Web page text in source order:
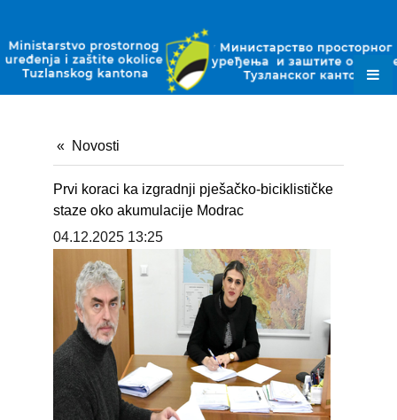
Novosti
Prvi koraci ka izgradnji pješačko-biciklističke
staze oko akumulacije Modrac
04.12.2025 13:25
PODZAKONSKI AKTI
JAVNE NABAVKE
OKOLIŠNE DOZVOLE
DOZVOLE ZA OTPAD